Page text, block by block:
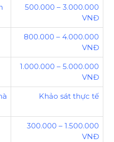
500.000 – 3.000.000
VNĐ
800.000 – 4.000.000
VNĐ
1.000.000 – 5.000.000
VNĐ
Khảo sát thực tế
300.000 – 1.500.000
VNĐ